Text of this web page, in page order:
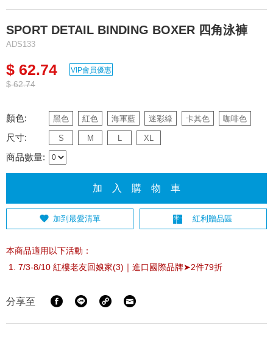
SPORT DETAIL BINDING BOXER 四角泳褲
ADS133
$ 62.74
$ 62.74
VIP會員優惠
顏色: 黑色 紅色 海軍藍 迷彩綠 卡其色 咖啡色
尺寸: S M L XL
商品數量:
加 入 購 物 車
加到最愛清單 紅利贈品區
本商品適用以下活動：
7/3-8/10 紅樓老友回娘家(3)｜進口國際品牌➤2件79折
分享至